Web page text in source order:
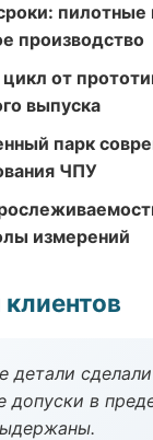
пилотные
производство
от
выпуска
парк
ЧПУ
измерений
детали
допуски в